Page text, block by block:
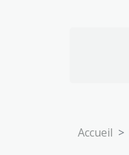
Accueil